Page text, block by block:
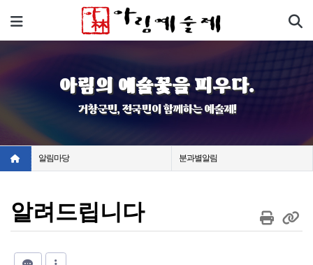
메뉴
아림의 예술꽃을 피우다.
거창군민, 전국민이 함께하는 예술제!
알림마당 분과별알림
알려드립니다